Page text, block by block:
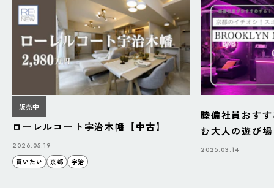
販売中
ローレルコート宇治木幡【中古】
2026.05.19
買いたい
京都 宇治
睦備社員おす
む大人の遊び
BAZAAR」
2025.03.14